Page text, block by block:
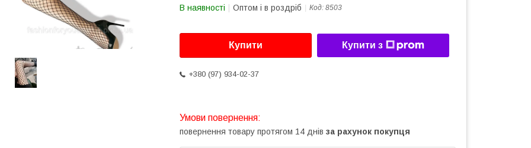
В наявності Оптом і в роздріб Код: 8503
Купити Купити з
+380 (97) 934-02-37
повернення товару протягом 14 днів за рахунок покупця